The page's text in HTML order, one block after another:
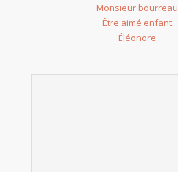
Monsieur bourreau
Être aimé enfant
Éléonore